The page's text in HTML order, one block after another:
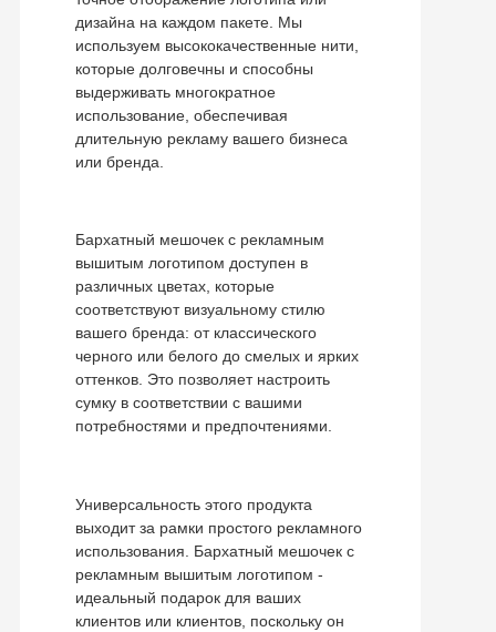
дизайна на каждом пакете. Мы
используем высококачественные нити,
которые долговечны и способны
выдерживать многократное
использование, обеспечивая
длительную рекламу вашего бизнеса
или бренда.
Бархатный мешочек с рекламным
вышитым логотипом доступен в
различных цветах, которые
соответствуют визуальному стилю
вашего бренда: от классического
черного или белого до смелых и ярких
оттенков. Это позволяет настроить
сумку в соответствии с вашими
потребностями и предпочтениями.
Универсальность этого продукта
выходит за рамки простого рекламного
использования. Бархатный мешочек с
рекламным вышитым логотипом -
идеальный подарок для ваших
клиентов или клиентов, поскольку он